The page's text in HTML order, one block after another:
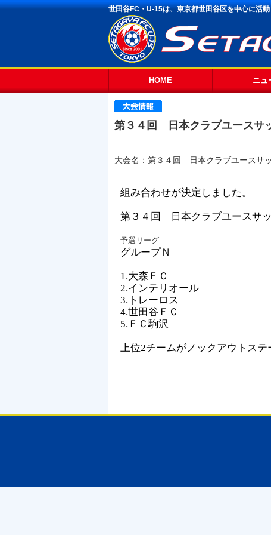
世田谷FC・U-15は、東京都世田谷区を中心に活
HOME ニュ
第３４回 日本クラブユースサ
大会名：第３４回 日本クラブユースサ
組み合わせが決定しました。
第３４回 日本クラブユースサ
予選リーグ
グループＮ
1.大森ＦＣ
2.インテリオール
3.トレーロス
4.世田谷ＦＣ
5.ＦＣ駒沢
上位2チームがノックアウトステ